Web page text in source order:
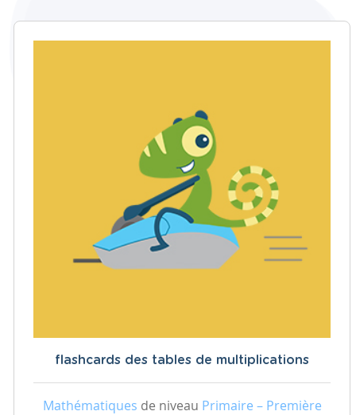
flashcards des tables de multiplications
Mathématiques de niveau Primaire – Première